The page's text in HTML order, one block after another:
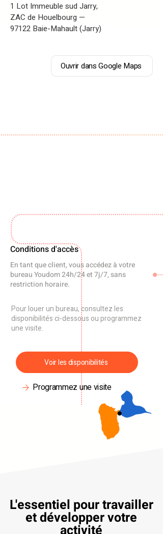
1 Lot Immeuble sud Jarry,
ZAC de Houelbourg —
97122 Baie-Mahault (Jarry)
Ouvrir dans Google Maps
Conditions d'accès
En tant que client, vous accédez à votre
bureau Youdom 24h/24 et 7j/7, sans
restriction horaire.
Pour louer un bureau, consultez les
disponibilités ci-dessous ou programmez
une visite.
Voir les disponibilités
Programmez une visite
L'essentiel pour travailler
et développer votre